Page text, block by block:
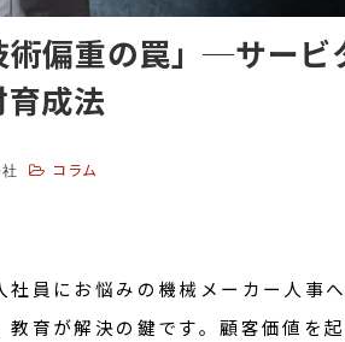
偏重の罠」─サービ
成法
コラム
社員にお悩みの機械メーカー人事
育が解決の鍵です。顧客価値を